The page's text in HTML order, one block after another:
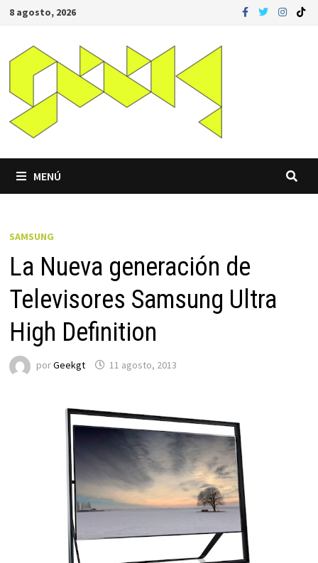
Saltar
contenido
8 agosto, 2026
MENÚ
SAMSUNG
La Nueva generación de
Televisores Samsung Ultra
High Definition
porGeekgt 11 agosto, 2013